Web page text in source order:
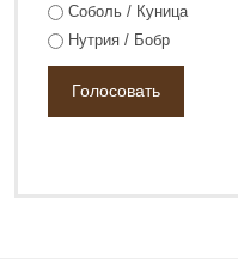
Соболь / Куница
Нутрия / Бобр